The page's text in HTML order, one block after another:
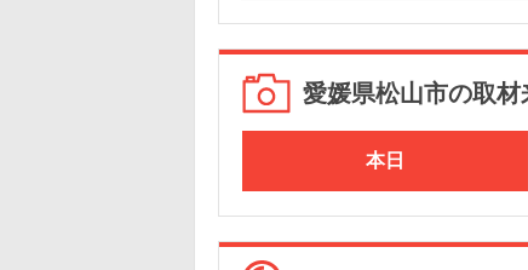
愛媛県松山市の取材
本日